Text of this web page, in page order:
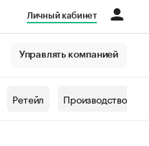
Личный кабинет
Управлять компанией
Ретейл Производство